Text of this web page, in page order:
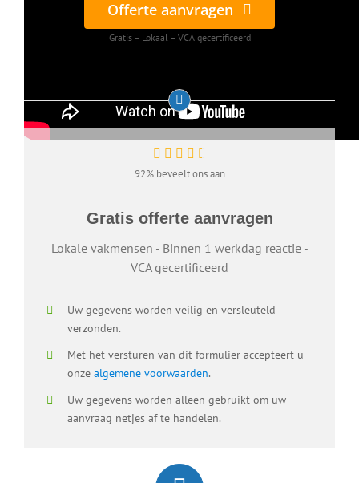
Offerte aanvragen
Gratis – Lokaal – VCA gecertificeerd
92% beveelt ons aan
Gratis offerte aanvragen
Lokale vakmensen - Binnen 1 werkdag reactie -
VCA gecertificeerd
Uw gegevens worden veilig en versleuteld
verzonden.
Met het versturen van dit formulier accepteert u
onze algemene voorwaarden.
Uw gegevens worden alleen gebruikt om uw
aanvraag netjes af te handelen.